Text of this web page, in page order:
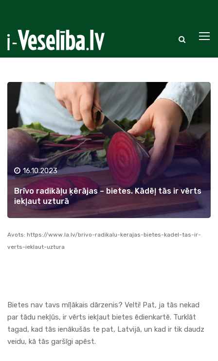
16.10.2023
Brīvo radikāļu ķērājas – bietes. Kādēļ tās ir vērts
iekļaut uzturā
Avots: https://www.la.lv/brivo-radikalu-kerajas-bietes-kadel-tas-ir-
verts-ieklaut-uztura
Bietes nav tavs mīļākais dārzenis? Velti! Pat, ja tās nekad
par tādu nekļūs, ir vērts iekļaut bietes ēdienkartē. Turklāt
tagad, kad tās ienākušās te pat, Latvijā, un kad ir tik daudz
veidu, kā tās garšīgi apēst.